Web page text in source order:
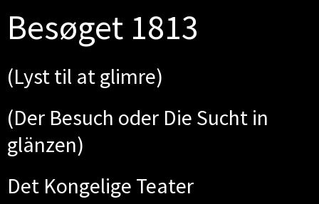
Besøget 1813
(Lyst til at glimre)
(Der Besuch oder Die Sucht in
glänzen)
Det Kongelige Teater